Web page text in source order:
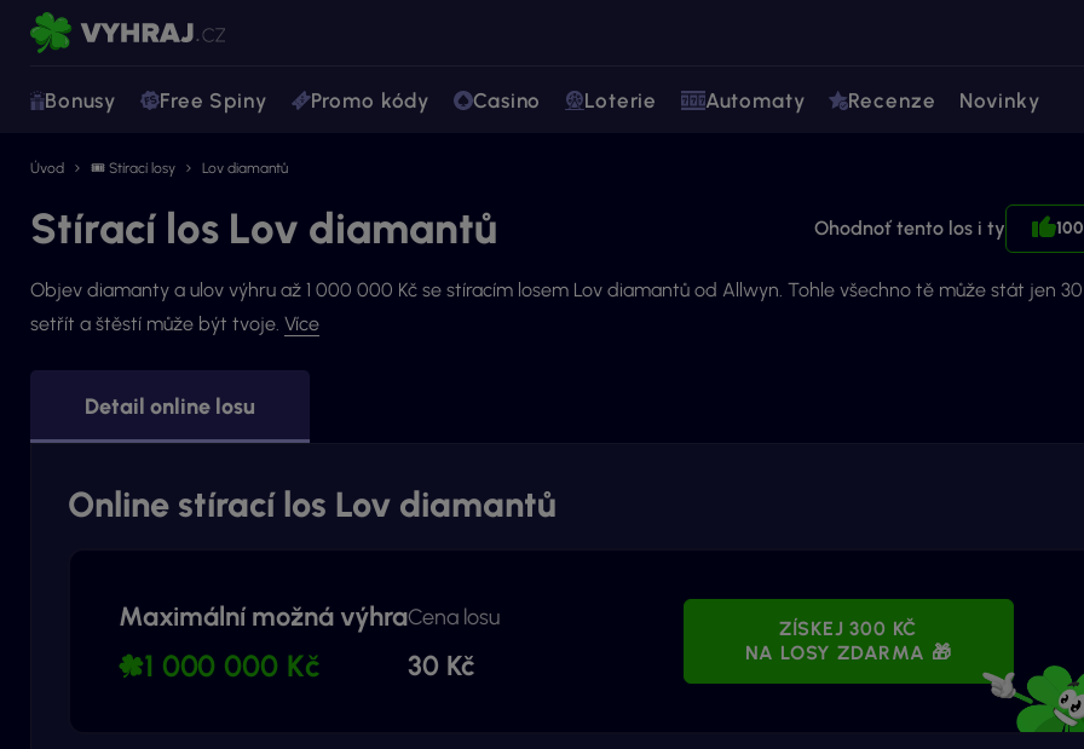
Bonusy Free Spiny Promo kódy Casino Loterie Automaty Recenze Novinky
Úvod 🎟 Stírací losy Lov diamantů
Stírací los Lov diamantů Ohodnoť tento los i ty
Objev diamanty a ulov výhru až 1 000 000 Kč se stíracím losem Lov diamantů od Allwyn. Tohle všechno tě může stát jen 30
setřít a štěstí může být tvoje. Více
Detail online losu
Online stírací los Lov diamantů
Maximální možná výhra
1 000 000 Kč
Cena losu
30 Kč
ZÍSKEJ 300 KČ
NA LOSY ZDARMA 🎁